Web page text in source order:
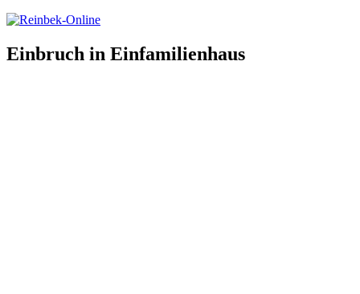
Einbruch in Einfamilienhaus